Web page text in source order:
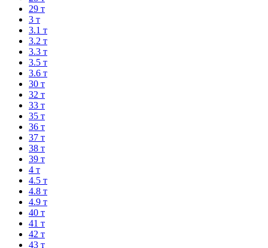
29 т
3 т
3.1 т
3.2 т
3.3 т
3.5 т
3.6 т
30 т
32 т
33 т
35 т
36 т
37 т
38 т
39 т
4 т
4.5 т
4.8 т
4.9 т
40 т
41 т
42 т
43 т